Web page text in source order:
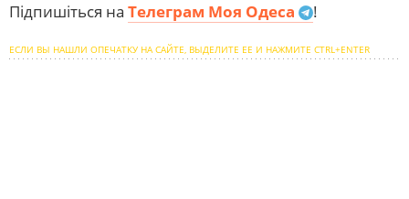
Підпишіться на Телеграм Моя Одеса !
ЕСЛИ ВЫ НАШЛИ ОПЕЧАТКУ НА САЙТЕ, ВЫДЕЛИТЕ ЕЕ И НАЖМИТЕ CTRL+ENTER